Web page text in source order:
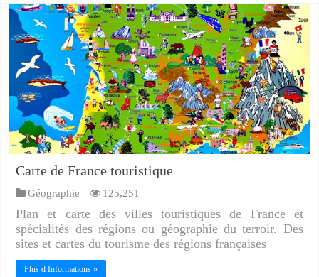
Carte de France touristique
Géographie 125,251
Plan et carte des villes touristiques de France et
spécialités des régions ou géographie du terroir. Des
sites et cartes du tourisme des régions françaises
Plus d Informations »